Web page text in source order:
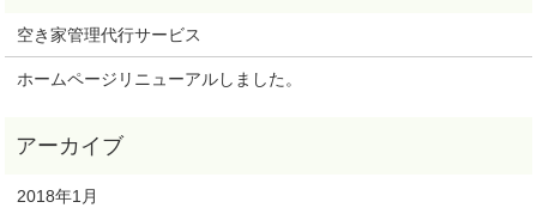
空き家管理代行サービス
ホームページリニューアルしました。
2018年1月